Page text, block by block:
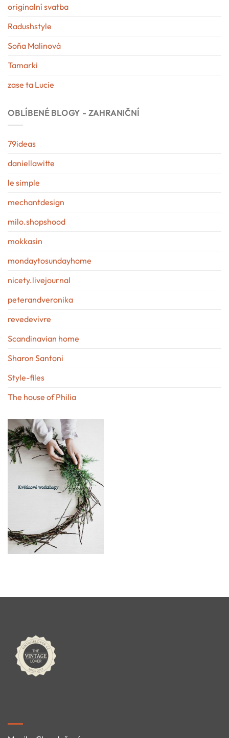
originalní svatba
Radushstyle
Soňa Malinová
Tamarki
zase ta Lucie
OBLÍBENÉ BLOGY - ZAHRANIČNÍ
79ideas
daniellawitte
le simple
mechantdesign
milo.shopshood
mokkasin
mondaytosundayhome
nicety.livejournal
peterandveronika
revedevivre
Scandinavian home
Sharon Santoni
Style-files
The house of Philia